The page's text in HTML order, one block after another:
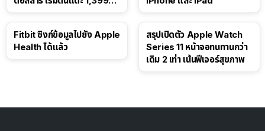
Fitbit ซิงก์ข้อมูลไปยัง Apple
Health ได้แล้ว
สรุปเปิดตัว Apple Watch
Series 11 หน้าจอทนทานกว่า
เดิม 2 เท่า เน้นฟีเจอร์สุขภาพ